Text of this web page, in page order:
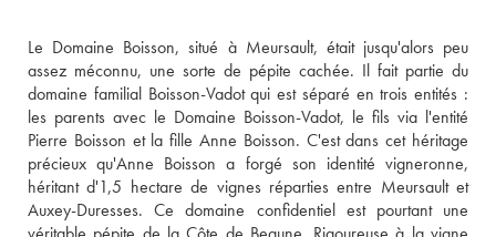
Le Domaine Boisson, situé à Meursault, était jusqu'alors peu
assez méconnu, une sorte de pépite cachée. Il fait partie du
domaine familial Boisson-Vadot qui est séparé en trois entités :
les parents avec le Domaine Boisson-Vadot, le fils via l'entité
Pierre Boisson et la fille Anne Boisson. C'est dans cet héritage
précieux qu'Anne Boisson a forgé son identité vigneronne,
héritant d'1,5 hectare de vignes réparties entre Meursault et
Auxey-Duresses. Ce domaine confidentiel est pourtant une